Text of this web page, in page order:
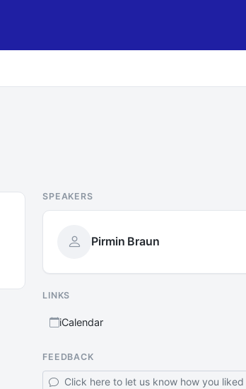
SPEAKERS
Pirmin Braun
LINKS
iCalendar
FEEDBACK
Click here to let us know how you